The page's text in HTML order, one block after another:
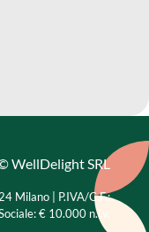
WellDelight SRL
Milano | P.IVA/C.F.:
€ 10.000 n.i.v.